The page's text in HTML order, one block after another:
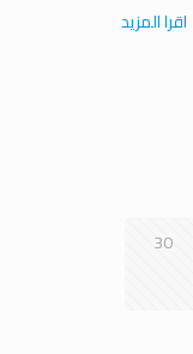
اقرا المزيد
30